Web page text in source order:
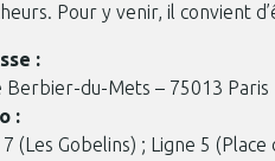
Pour y venir, il convient
:
Berbier-du-Mets – 75013 Paris
:
(Les Gobelins) ; Ligne 5